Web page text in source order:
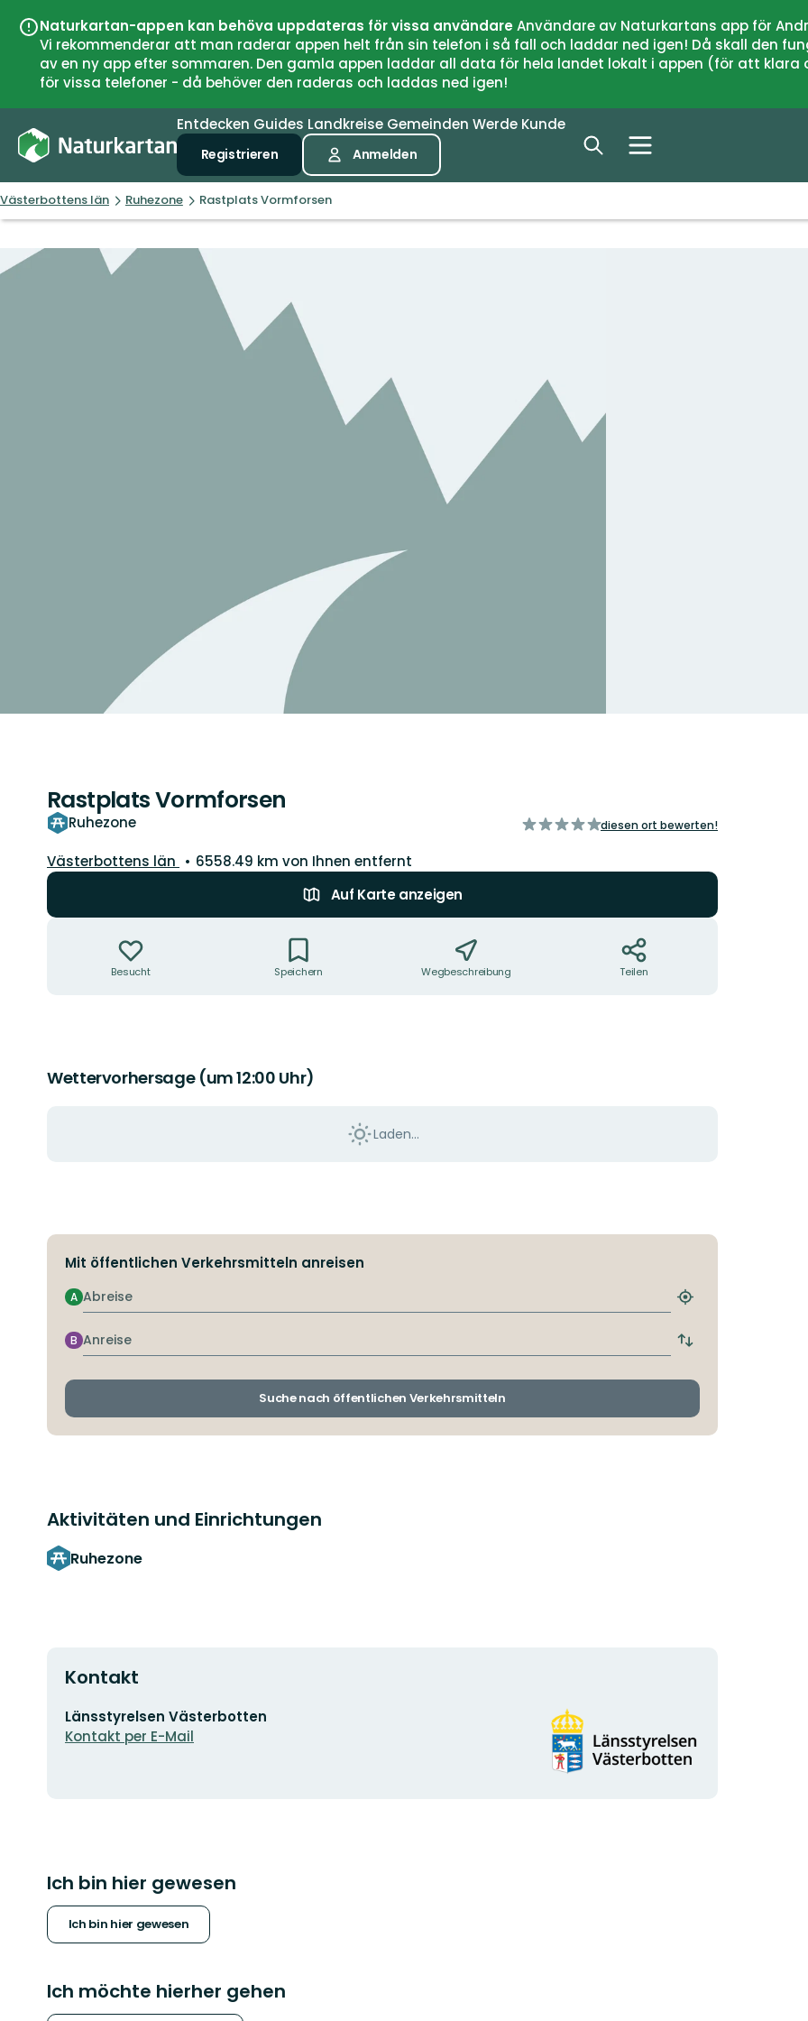
Naturkartan-appen kan behöva uppdateras för vissa användareAnvändare av Naturkartans app för
Vi rekommenderar att man raderar appen helt från sin telefon i så fall och laddar ned igen! Då skall den
av en ny app efter sommaren. Den gamla appen laddar all data för hela landet lokalt i appen (för att
för vissa telefoner - då behöver den raderas och laddas ned igen!
Entdecken Guides Landkreise Gemeinden Werde Kunde
Registrieren Anmelden
Västerbottens län Ruhezone Rastplats Vormforsen
Rastplats Vormforsen
Ruhezone
von
diesen ort bewerten!
Landkreis:
Västerbottens län
6558.49 km von Ihnen entfernt
Auf Karte anzeigen
Besucht Speichern Wegbeschreibung Teilen
Wettervorhersage (um 12:00 Uhr)
Laden...
Mit öffentlichen Verkehrsmitteln anreisen
Abreise
A
Nächstgelegene
finden
Anreise
B
Abfahrts-
Ankunftshaltestellen
Suche nach öffentlichen Verkehrsmitteln
Aktivitäten und Einrichtungen
Ruhezone
Kontakt
E-
Mail-
Länsstyrelsen Västerbotten
Kontakt per E-Mail
Logotyp
der
Organisation
Ich bin hier gewesen
Ich bin hier gewesen
Ich möchte hierher gehen